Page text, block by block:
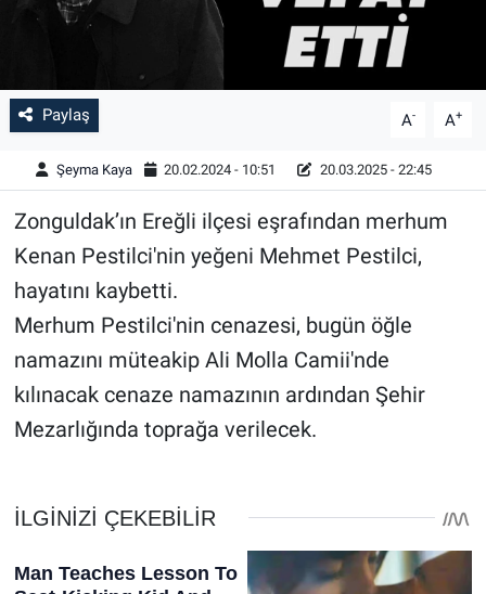
Paylaş A- A+
Şeyma Kaya 20.02.2024 - 10:51 20.03.2025 - 22:45
Zonguldak’ın Ereğli ilçesi eşrafından merhum
Kenan Pestilci'nin yeğeni Mehmet Pestilci,
hayatını kaybetti.
Merhum Pestilci'nin cenazesi, bugün öğle
namazını müteakip Ali Molla Camii'nde
kılınacak cenaze namazının ardından Şehir
Mezarlığında toprağa verilecek.